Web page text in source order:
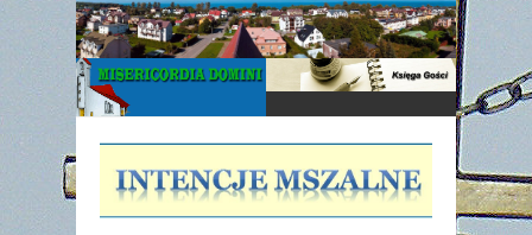
Gazetka
Parafialna